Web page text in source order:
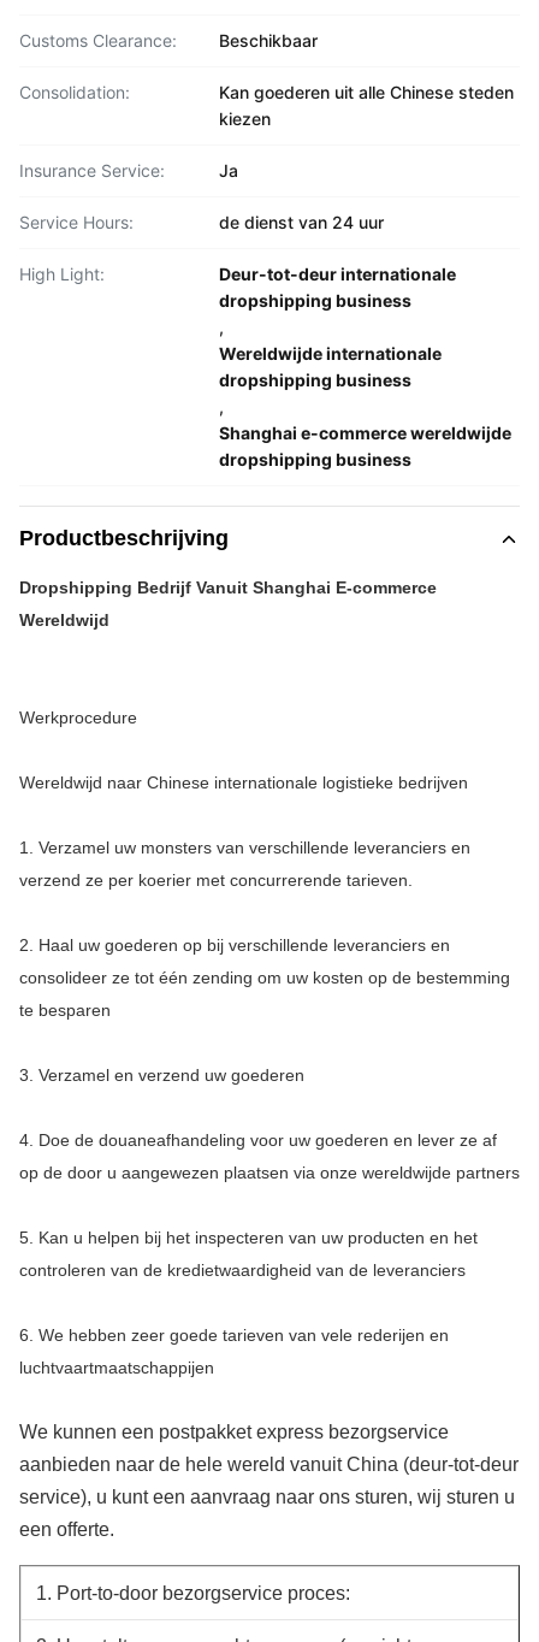
Customs Clearance: Beschikbaar
Consolidation:
Kan goederen uit alle Chinese steden
kiezen
Insurance Service: Ja
Service Hours: de dienst van 24 uur
High Light:
Deur-tot-deur internationale
dropshipping business
,
Wereldwijde internationale
dropshipping business
,
Shanghai e-commerce wereldwijde
dropshipping business
Productbeschrijving
Dropshipping Bedrijf Vanuit Shanghai E-commerce
Wereldwijd
Werkprocedure
Wereldwijd naar Chinese internationale logistieke bedrijven
1. Verzamel uw monsters van verschillende leveranciers en
verzend ze per koerier met concurrerende tarieven.
2. Haal uw goederen op bij verschillende leveranciers en
consolideer ze tot één zending om uw kosten op de bestemming
te besparen
3. Verzamel en verzend uw goederen
4. Doe de douaneafhandeling voor uw goederen en lever ze af
op de door u aangewezen plaatsen via onze wereldwijde partners
5. Kan u helpen bij het inspecteren van uw producten en het
controleren van de kredietwaardigheid van de leveranciers
6. We hebben zeer goede tarieven van vele rederijen en
luchtvaartmaatschappijen
We kunnen een postpakket express bezorgservice
aanbieden naar de hele wereld vanuit China (deur-tot-deur
service), u kunt een aanvraag naar ons sturen, wij sturen u
een offerte.
1. Port-to-door bezorgservice proces: